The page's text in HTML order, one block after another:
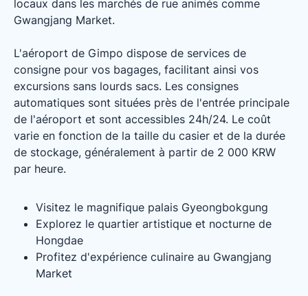
locaux dans les marchés de rue animés comme
Gwangjang Market.
L'aéroport de Gimpo dispose de services de
consigne pour vos bagages, facilitant ainsi vos
excursions sans lourds sacs. Les consignes
automatiques sont situées près de l'entrée principale
de l'aéroport et sont accessibles 24h/24. Le coût
varie en fonction de la taille du casier et de la durée
de stockage, généralement à partir de 2 000 KRW
par heure.
Visitez le magnifique palais Gyeongbokgung
Explorez le quartier artistique et nocturne de
Hongdae
Profitez d'expérience culinaire au Gwangjang
Market